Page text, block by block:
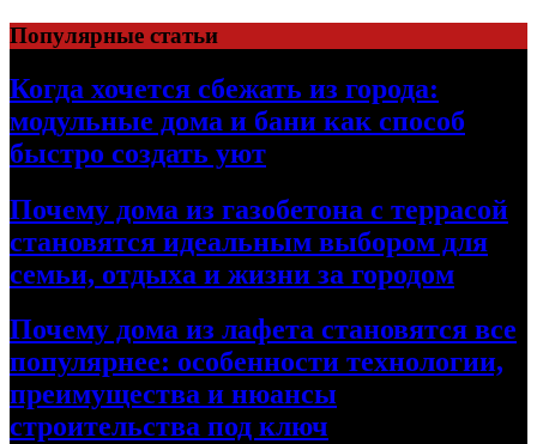
Перейти
к
содержимому
Популярные статьи
Когда хочется сбежать из города:
модульные дома и бани как способ
быстро создать уют
Почему дома из газобетона с террасой
становятся идеальным выбором для
семьи, отдыха и жизни за городом
Почему дома из лафета становятся все
популярнее: особенности технологии,
преимущества и нюансы
строительства под ключ